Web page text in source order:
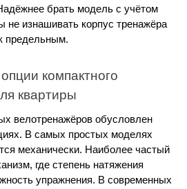
брать модель с учётом
не изнашивать корпус тренажёра
предельным.
компактного
квартиры
велотренажёров обусловлен
В самых простых моделях
механически. Наиболее частый
где степень натяжения
упражнения. В современных